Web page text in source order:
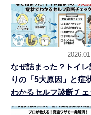
なぜ詰まった？トイレ
りの「5大原因」と症
わかるセルフ診断チェ